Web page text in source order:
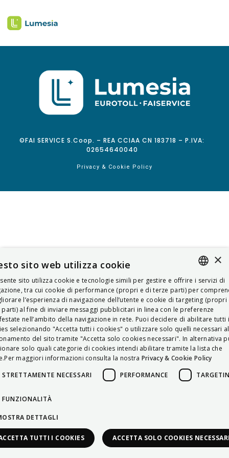
©FAI SERVICE S.Coop. – REA CCIAA CN 183718 – P.IVA:
02654640040
Privacy & Cookie Policy
ITALIAN
ENGLISH
FRENCH
HUNGARIAN
DEUTSCH
POLSKI
×
sito web utilizza cookie
sito utilizza cookie e tecnologie simili per gestire e offrire i servizi di
tra cui cookie di performance (propri e di terze parti) per
l’esperienza di navigazione dell’utente e cookie di targeting (propri
parti) al fine di inviare messaggi pubblicitari in linea con le preferenze
nell’ambito della navigazione in rete. Puoi decidere di abilitare tutti i
selezionando "Accetta tutti i cookies" o utilizzare solo quelli necessari al
del sito tramite "Accetta solo cookies necessari". In alternativa
solo quali categorie di cookies intendi abilitare tramite la lista che
maggiori informazioni consulta la nostra Privacy & Cookie Policy
STRETTAMENTE NECESSARI
PERFORMANCE
FUNZIONALITÀ
DETTAGLI
TUTTI I COOKIES ACCETTA SOLO COOKIES